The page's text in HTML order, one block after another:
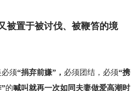
被置于被讨伐、被鞭笞的境
须“捐弃前嫌”， 必须团结，必须“携
的喊叫就再一次如同夫妻做爱高潮时